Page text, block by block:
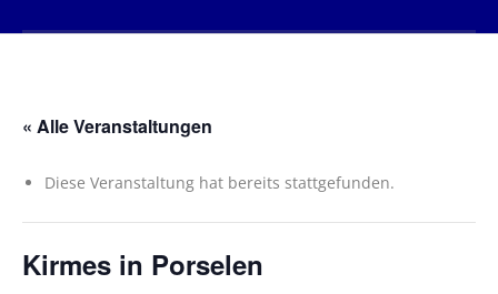
« Alle Veranstaltungen
Diese Veranstaltung hat bereits stattgefunden.
Kirmes in Porselen